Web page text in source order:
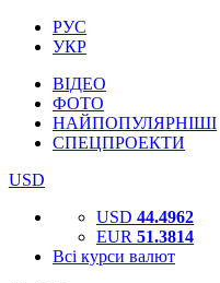
РУС
УКР
ВІДЕО
ФОТО
НАЙПОПУЛЯРНІШІ
СПЕЦПРОЕКТИ
USD
USD 44.4962
EUR 51.3814
Всі курси валют